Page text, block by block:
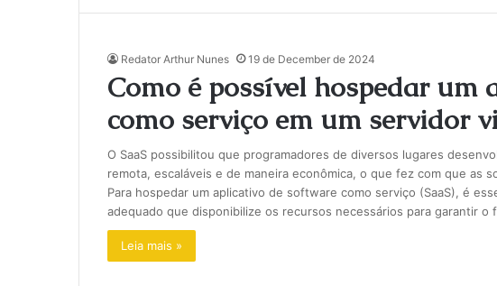
Redator Arthur Nunes 19 de December de 2024
Como é possível hospedar um
como serviço em um servidor
O SaaS possibilitou que programadores de diversos lugares
remota, escaláveis e de maneira econômica, o que fez com que as
Para hospedar um aplicativo de software como serviço (SaaS), é
adequado que disponibilize os recursos necessários para garantir
Leia mais »